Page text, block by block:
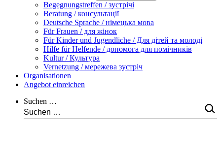
Begegnungstreffen / зустрічі
Beratung / консультації
Deutsche Sprache / німецька мова
Für Frauen / для жінок
Für Kinder und Jugendliche / Для дітей та молоді
Hilfe für Helfende / допомога для помічників
Kultur / Культура
Vernetzung / мережева зустріч
Organisationen
Angebot einreichen
Suchen …